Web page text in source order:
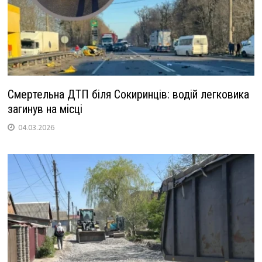
Смертельна ДТП біля Сокиринців: водій легковика
загинув на місці
04.03.2026